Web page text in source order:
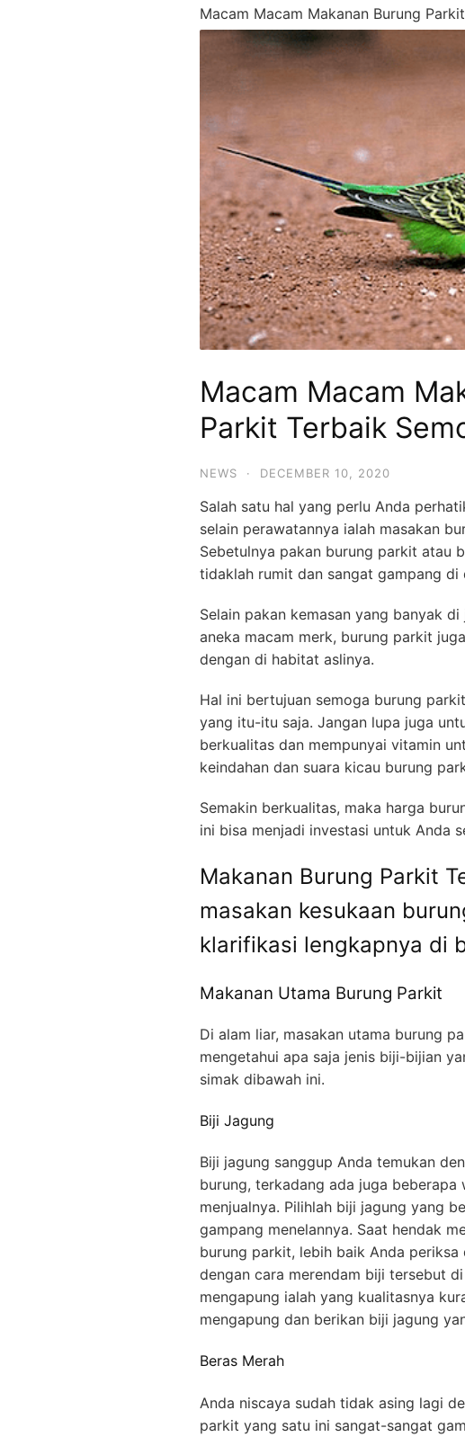
Macam Macam Makanan Burung
Macam Macam
Parkit Terbaik
NEWS · DECEMBER 10, 2020
Salah satu hal yang perlu Anda
selain perawatannya ialah masakan
Sebetulnya pakan burung parkit atau
tidaklah rumit dan sangat gampang
Selain pakan kemasan yang banyak
aneka macam merk, burung parkit
dengan di habitat aslinya.
Hal ini bertujuan semoga burung
yang itu-itu saja. Jangan lupa juga
berkualitas dan mempunyai vitamin
keindahan dan suara kicau burung
Semakin berkualitas, maka harga
ini bisa menjadi investasi untuk Anda
Makanan Burung Parkit
masakan kesukaan
klarifikasi lengkapnya di
Makanan Utama Burung Parkit
Di alam liar, masakan utama burung
mengetahui apa saja jenis biji-bijian
simak dibawah ini.
Biji Jagung
Biji jagung sanggup Anda temukan
burung, terkadang ada juga
menjualnya. Pilihlah biji jagung yang
gampang menelannya. Saat hendak
burung parkit, lebih baik Anda
dengan cara merendam biji tersebut
mengapung ialah yang kualitasnya
mengapung dan berikan biji jagung
Beras Merah
Anda niscaya sudah tidak asing lagi
parkit yang satu ini sangat-sangat